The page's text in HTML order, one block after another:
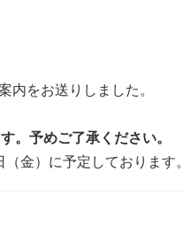
内をお送りしました。
。予めご了承ください。
金）に予定しております。